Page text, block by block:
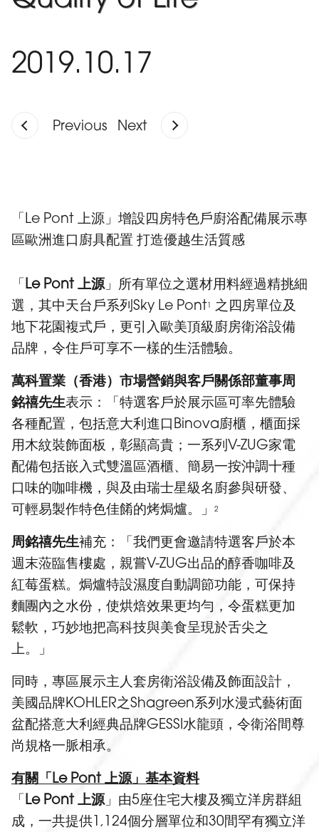
2019.10.17
Previous Next
「Le Pont 上源」增設四房特色戶廚浴配備展示專
區歐洲進口廚具配置 打造優越生活質感
「Le Pont 上源 」所有單位之選材用料經過精挑細
選，其中天台戶系列Sky Le Pont1
之四房單位及
地下花園複式戶，更引入歐美頂級廚房衛浴設備
品牌，令住戶可享不一樣的生活體驗。
萬科置業（香港）市場營銷與客戶關係部董事周
銘禧先生表示：「特選客戶於展示區可率先體驗
各種配置，包括意大利進口Binova廚櫃，櫃面採
用木紋裝飾面板，彰顯高貴；一系列V-ZUG家電
配備包括嵌入式雙溫區酒櫃、簡易一按沖調十種
口味的咖啡機，與及由瑞士星級名廚參與研發、
可輕易製作特色佳餚的烤焗爐。」
2
周銘禧先生補充：「我們更會邀請特選客戶於本
週末蒞臨售樓處，親嘗V-ZUG出品的醇香咖啡及
紅莓蛋糕。焗爐特設濕度自動調節功能，可保持
麵團內之水份，使烘焙效果更均勻，令蛋糕更加
鬆軟，巧妙地把高科技與美食呈現於舌尖之
上。」
同時，專區展示主人套房衛浴設備及飾面設計，
美國品牌KOHLER之Shagreen系列水漫式藝術面
盆配搭意大利經典品牌GESSI水龍頭，令衛浴間尊
尚規格一脈相承。
有關「Le Pont 上源」基本資料
「Le Pont 上源 」由5座住宅大樓及獨立洋房群組
成，一共提供1,124個分層單位和30間罕有獨立洋